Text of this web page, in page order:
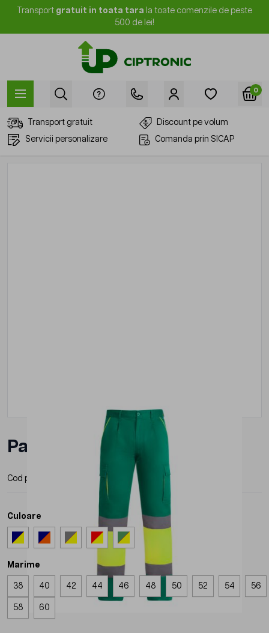
Mergi la Conținut
Transport gratuit in toata tara la toate comenzile de peste
500 de lei!
0
Transport gratuit
Discount pe volum
Servicii personalizare
Comanda prin SICAP
Pantaloni Roly Enix Barbat
Cod produs: Producator: Roly
Culoare
Marime
38 40 42 44 46 48 50 52 54 56
58 60